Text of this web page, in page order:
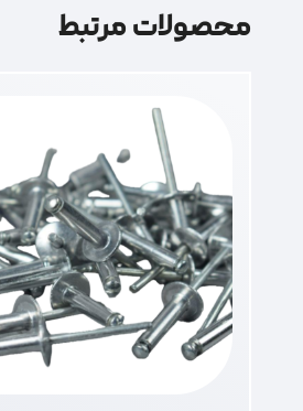
محصولات مرتبط